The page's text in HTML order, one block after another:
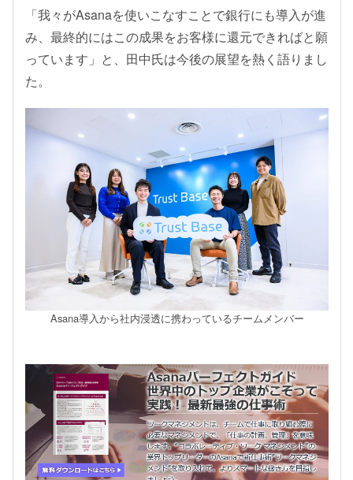
「我々がAsanaを使いこなすことで銀行にも導入が進
み、最終的にはこの成果をお客様に還元できればと願
っています」と、田中氏は今後の展望を熱く語りまし
た。
Asana導入から社内浸透に携わっているチームメンバー